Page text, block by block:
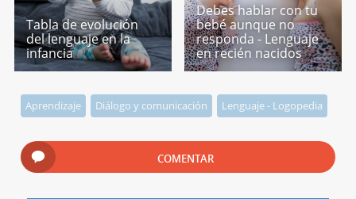
Tabla de evolución
del lenguaje en la
infancia
Debes hablar con tu
bebé aunque no
responda - Lenguaje
en recién nacidos
Aprendizaje Diálogo y comunicación Lenguaje - Logopedia
COMENTAR